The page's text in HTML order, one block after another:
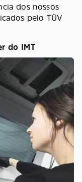
dos nossos
pelo TÜV
do IMT